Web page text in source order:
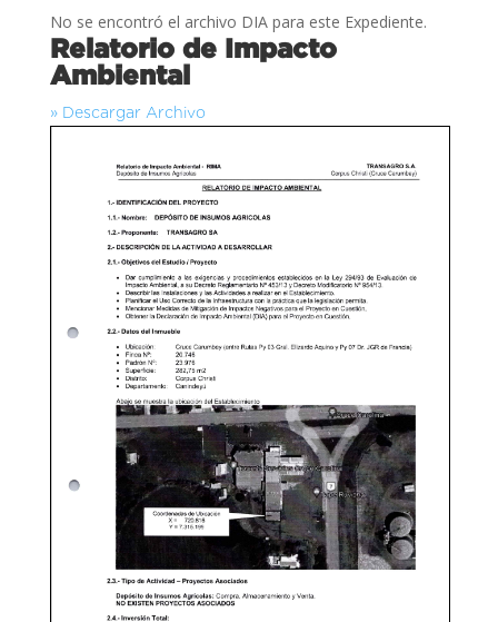
No se encontró el archivo DIA para este Expediente.
Relatorio de Impacto
Ambiental
» Descargar Archivo